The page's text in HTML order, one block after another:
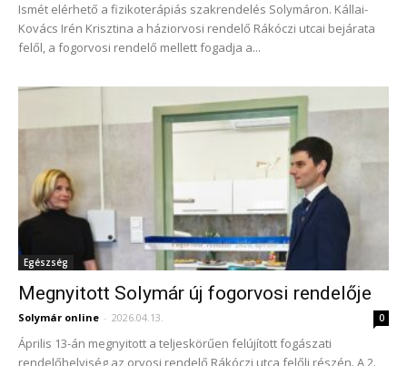
Ismét elérhető a fizikoterápiás szakrendelés Solymáron. Kállai-
Kovács Irén Krisztina a háziorvosi rendelő Rákóczi utcai bejárata
felől, a fogorvosi rendelő mellett fogadja a...
Egészség
Megnyitott Solymár új fogorvosi rendelője
Solymár online - 2026.04.13. 0
Április 13-án megnyitott a teljeskörűen felújított fogászati
rendelőhelyiség az orvosi rendelő Rákóczi utca felőli részén. A 2.